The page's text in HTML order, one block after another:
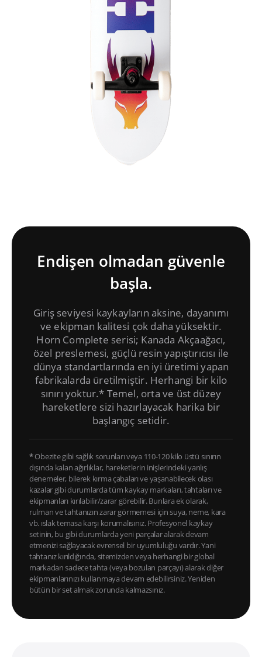
Endişen olmadan güvenle
başla.
Giriş seviyesi kaykayların aksine, dayanımı
ve ekipman kalitesi çok daha yüksektir.
Horn Complete serisi; Kanada Akçaağacı,
özel preslemesi, güçlü resin yapıştırıcısı ile
dünya standartlarında en iyi üretimi yapan
fabrikalarda üretilmiştir. Herhangi bir kilo
sınırı yoktur.* Temel, orta ve üst düzey
hareketlere sizi hazırlayacak harika bir
başlangıç setidir.
*Obezite gibi sağlık sorunları veya 110-120 kilo üstü sınırın
dışında kalan ağırlıklar, hareketlerin inişlerindeki yanlış
denemeler, bilerek kırma çabaları ve yaşanabilecek olası
kazalar gibi durumlarda tüm kaykay markaları, tahtaları ve
ekipmanları kırılabilir/zarar görebilir. Bunlara ek olarak,
rulman ve tahtanızın zarar görmemesi için suya, neme, kara
vb. ıslak temasa karşı korumalısınız. Profesyonel kaykay
setinin, bu gibi durumlarda yeni parçalar alarak devam
etmenizi sağlayacak evrensel bir uyumluluğu vardır. Yani
tahtanız kırıldığında, sitemizden veya herhangi bir global
markadan sadece tahta (veya bozulan parçayı) alarak diğer
ekipmanlarınızı kullanmaya devam edebilirsiniz. Yeniden
bütün bir set almak zorunda kalmazsınız.